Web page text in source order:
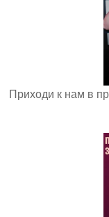
Приходи к нам в